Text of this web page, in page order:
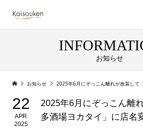
お知らせ
お知らせ 2025年6月にぞっこん離れが改装して「博多
22
APR
2025
2025年6月にぞっこん離
多酒場ヨカタイ」に店名